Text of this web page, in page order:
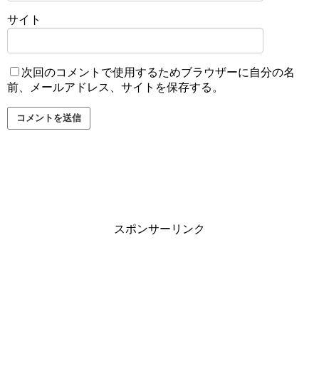
サイト
次回のコメントで使用するためブラウザーに自分の名
前、メールアドレス、サイトを保存する。
スポンサーリンク